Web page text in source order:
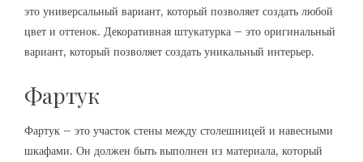
это универсальный вариант, который позволяет создать любой
цвет и оттенок. Декоративная штукатурка – это оригинальный
вариант, который позволяет создать уникальный интерьер.
Фартук
Фартук – это участок стены между столешницей и навесными
шкафами. Он должен быть выполнен из материала, который